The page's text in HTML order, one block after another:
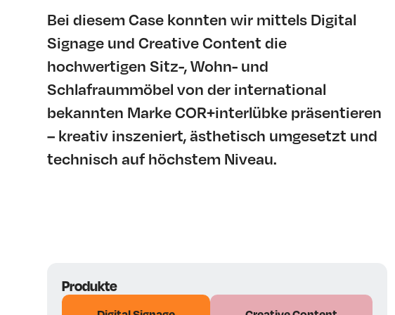
Bei diesem Case konnten wir mittels Digital
Signage und Creative Content die
hochwertigen Sitz-, Wohn- und
Schlafraummöbel von der international
bekannten Marke COR+interlübke präsentieren
– kreativ inszeniert, ästhetisch umgesetzt und
technisch auf höchstem Niveau.
Produkte